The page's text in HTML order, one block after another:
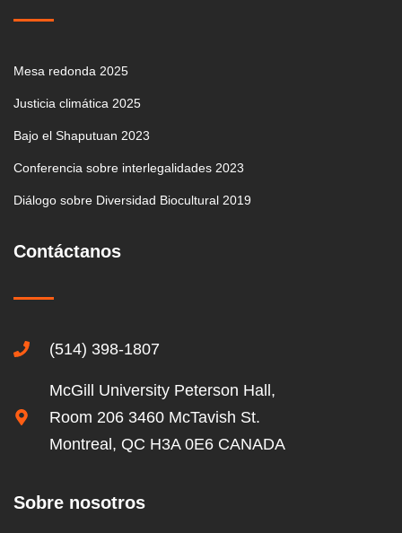
Mesa redonda 2025
Justicia climática 2025
Bajo el Shaputuan 2023
Conferencia sobre interlegalidades 2023
Diálogo sobre Diversidad Biocultural 2019
Contáctanos
(514) 398-1807
McGill University Peterson Hall,
Room 206 3460 McTavish St.
Montreal, QC H3A 0E6 CANADA
Sobre nosotros